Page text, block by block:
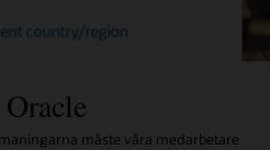
country/region
måste våra medarbetare